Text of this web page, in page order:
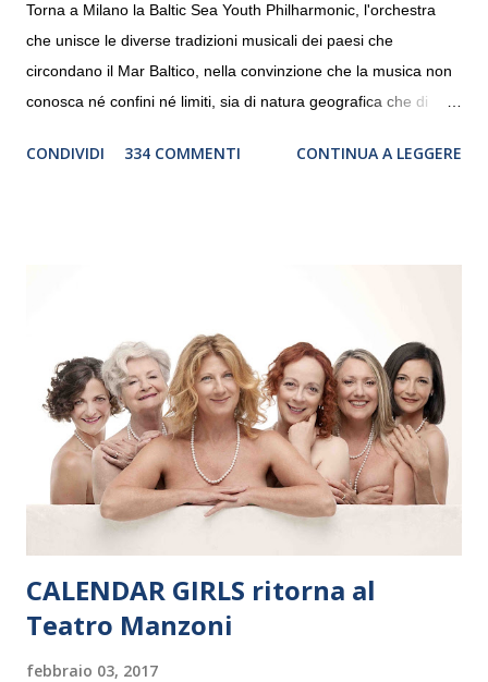
Torna a Milano la Baltic Sea Youth Philharmonic, l'orchestra
che unisce le diverse tradizioni musicali dei paesi che
circondano il Mar Baltico, nella convinzione che la musica non
conosca né confini né limiti, sia di natura geografica che di
debutterà il 10 settembre a Heiden, in Germania, e toccherà, in
“Settembre dell’Accademia” dove si esibirà per il secondo anno
consecutivo. Il pubblico milanese avrà il piacere di applaudire i
giovani artisti della Baltic Sea Youth Philharmonic per la quarta
volta. L’orchestra, fondata nel 2008 da Kristjan Järvi (affiancato
da un prestigioso consiglio di consulent...
CONDIVIDI 334 COMMENTI CONTINUA A LEGGERE
CALENDAR GIRLS ritorna al
Teatro Manzoni
febbraio 03, 2017